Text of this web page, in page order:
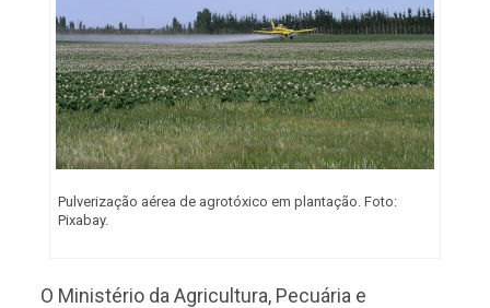
Pulverização aérea de agrotóxico em plantação. Foto:
Pixabay.
O Ministério da Agricultura, Pecuária e